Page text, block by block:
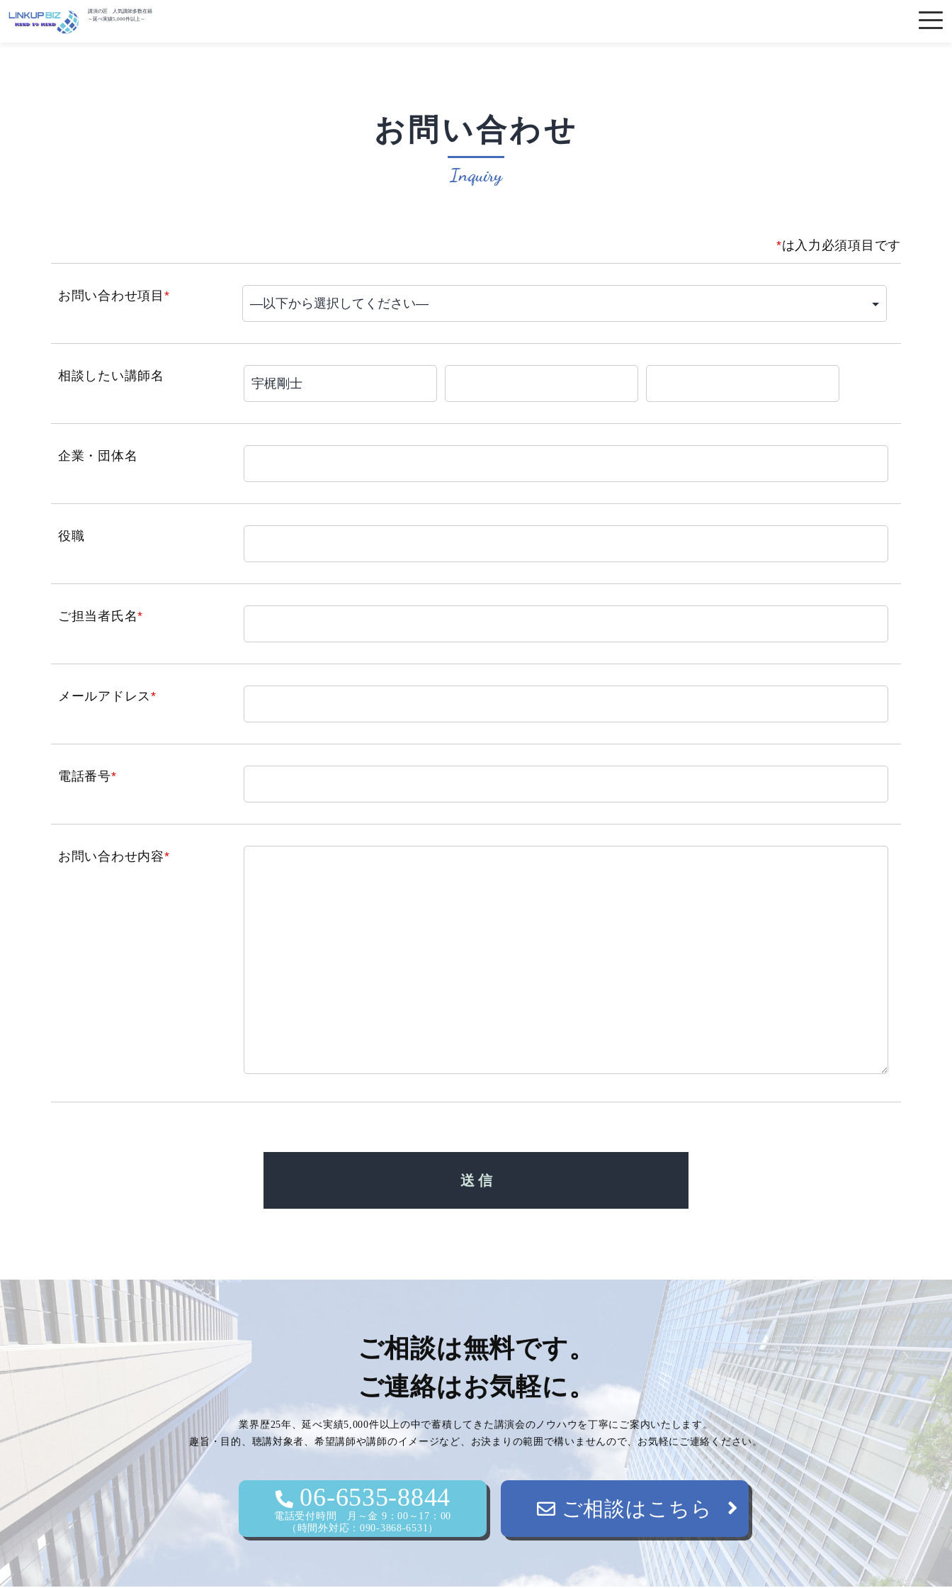
講演の匠 人気講師多数在籍
～延べ実績5,000件以上～
お問い合わせ
Inquiry
*は入力必須項目です
お問い合わせ項目 *
相談したい講師名
企業・団体名
役職
ご担当者氏名*
メールアドレス*
電話番号*
お問い合わせ内容*
ご相談は無料です。
ご連絡はお気軽に。
業界歴25年、延べ実績5,000件以上の中で蓄積してきた講演会のノウハウを丁寧にご案内いたします。
趣旨・目的、聴講対象者、希望講師や講師のイメージなど、お決まりの範囲で構いませんので、お気軽にご連絡ください。
06-6535-8844
電話受付時間 月～金 9：00～17：00
（時間外対応：090-3868-6531）
ご相談はこちら